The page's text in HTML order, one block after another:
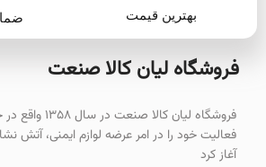
بهترین قیمت
فروشگاه لیان‌ کالا صنعت
فروشگاه لیان کالا
فعالیت خود را در امر عرضه لوازم ایمنی، آتش
آغاز کرد